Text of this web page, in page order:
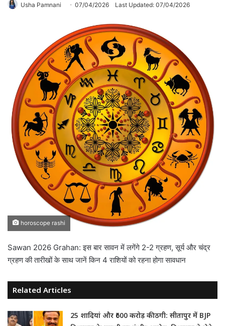
Usha Pamnani 07/04/2026 Last Updated: 07/04/2026
horoscope rashi
Sawan 2026 Grahan: इस बार सावन में लगेंगे 2-2 ग्रहण, सूर्य और चंद्र
ग्रहण की तारीखों के साथ जानें किन 4 राशियों को रहना होगा सावधान
Related Articles
25 शादियां और ₹600 करोड़ की ठगी: सीतापुर में BJP